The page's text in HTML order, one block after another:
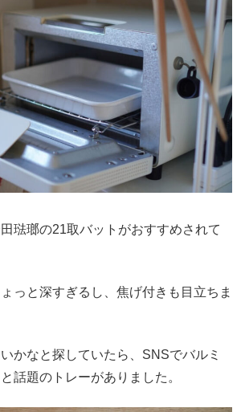
琺瑯の21取バットがおすすめされて
っと深すぎるし、焦げ付きも目立ちま
かなと探していたら、SNSでバルミ
話題のトレーがありました。